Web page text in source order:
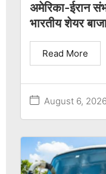
अमेरिका-ईरान
भारतीय शेयर
August 6, 2026
Read More